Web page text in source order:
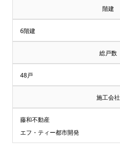
階建
6階建
総戸数
48戸
施工会社
藤和不動産
エフ・ティー都市開発